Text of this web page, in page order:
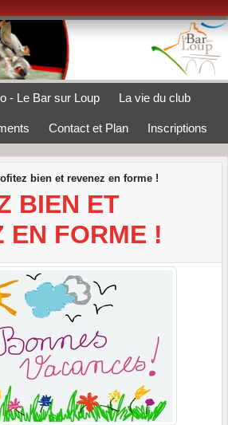
Judo et Taiso - Le Bar sur Loup La vie du club
Contact et Plan Inscriptions
bien et revenez en forme !
BIEN ET
EN FORME !